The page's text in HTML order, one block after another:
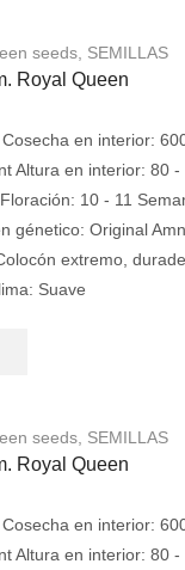
seeds SEMILLAS
Royal Queen
en interior:
Altura en interior: 80
10 - 11
génetico: Original
extremo,
Suave
seeds SEMILLAS
Royal Queen
en interior:
Altura en interior: 80